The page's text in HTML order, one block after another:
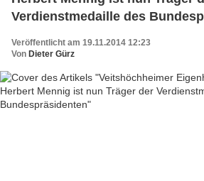
Verdienstmedaille des
Veröffentlicht am 19.11.2014 12:23
Von Dieter Gürz